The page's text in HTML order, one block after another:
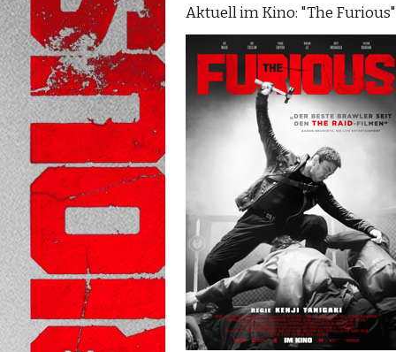
Aktuell im Kino: "The Furious"